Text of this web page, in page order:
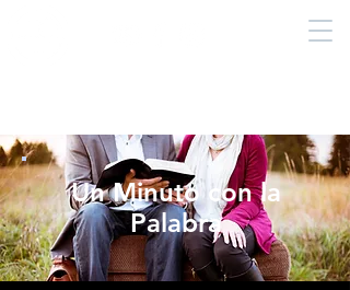
Un Minuto con la
Palabra